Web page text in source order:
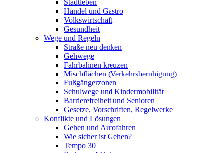
Stadtleben
Handel und Gastro
Volkswirtschaft
Gesundheit
Wege und Regeln
Straße neu denken
Gehwege
Fahrbahnen kreuzen
Mischflächen (Verkehrsberuhigung)
Fußgängerzonen
Schulwege und Kindermobilität
Barrierefreiheit und Senioren
Gesetze, Vorschriften, Regelwerke
Konflikte und Lösungen
Gehen und Autofahren
Wie sicher ist Gehen?
Tempo 30